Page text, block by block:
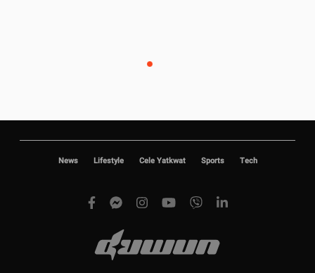
News Lifestyle Cele Yatkwat Sports Tech